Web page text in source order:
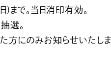
まで。当日消印有効。
選。
にのみお知らせいたしま